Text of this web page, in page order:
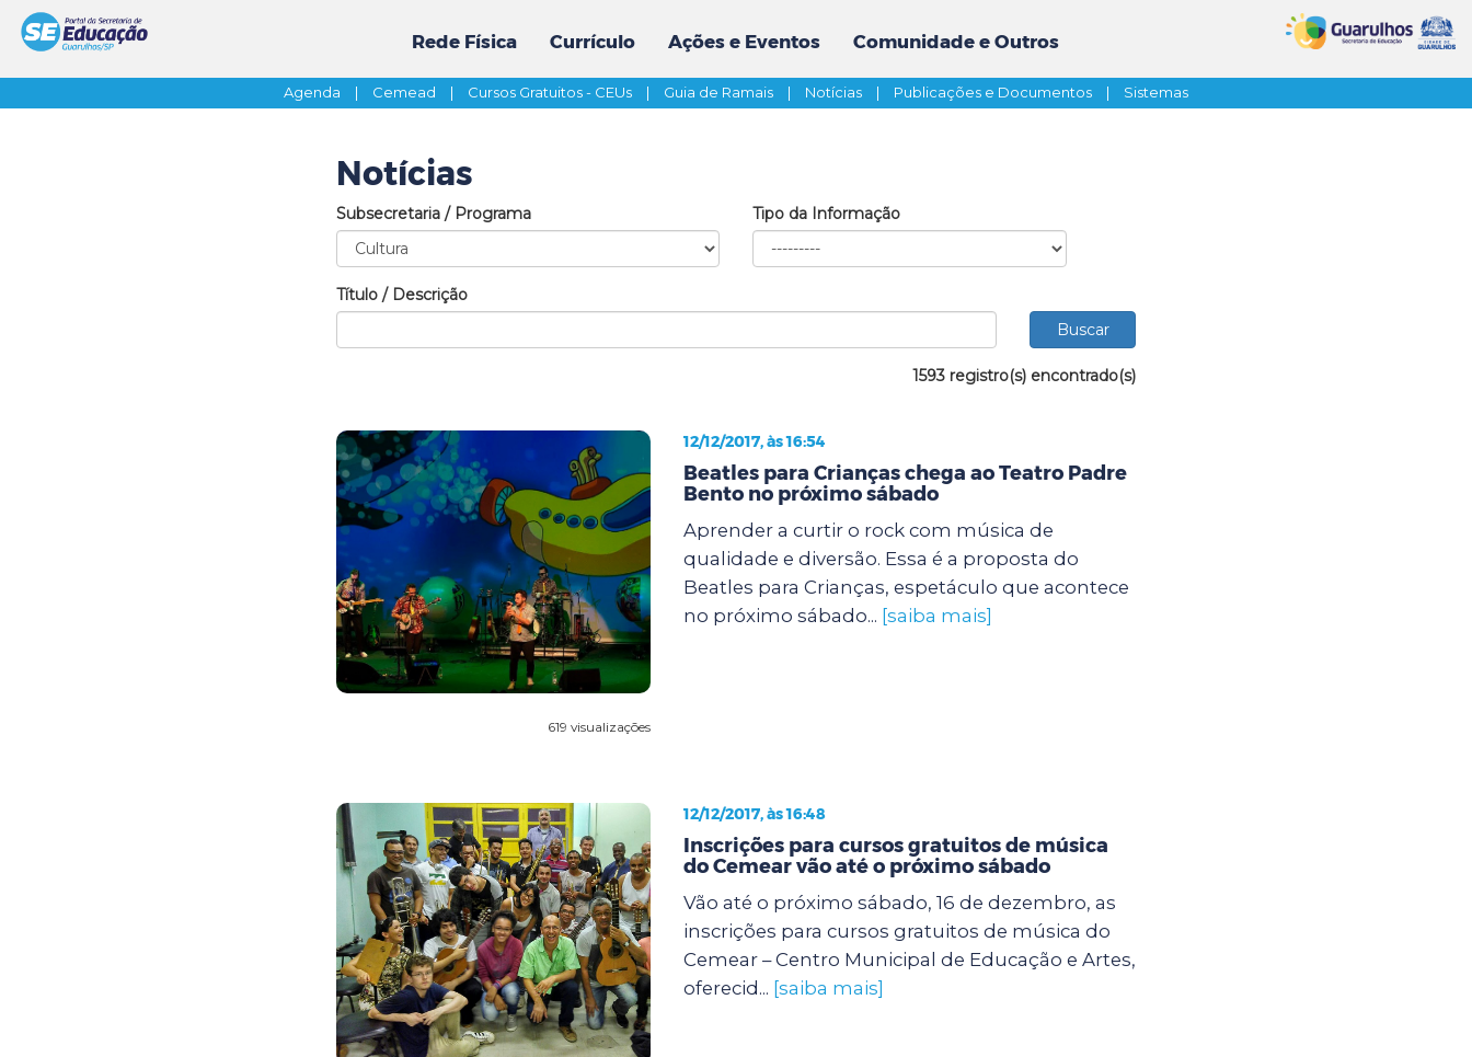
Rede Física Currículo Ações e Eventos Comunidade e Outros
Agenda | Cemead | Cursos Gratuitos - CEUs | Guia de Ramais | Notícias | Publicações e Documentos | Sistemas
Notícias
Subsecretaria / Programa Tipo da Informação
Título / Descrição
1593 registro(s) encontrado(s)
619 visualizações
12/12/2017, às 16:54
Beatles para Crianças chega ao Teatro Padre
Bento no próximo sábado
Aprender a curtir o rock com música de
qualidade e diversão. Essa é a proposta do
Beatles para Crianças, espetáculo que acontece
no próximo sábado... [saiba mais]
12/12/2017, às 16:48
Inscrições para cursos gratuitos de música
do Cemear vão até o próximo sábado
Vão até o próximo sábado, 16 de dezembro, as
inscrições para cursos gratuitos de música do
Cemear – Centro Municipal de Educação e Artes,
oferecid... [saiba mais]